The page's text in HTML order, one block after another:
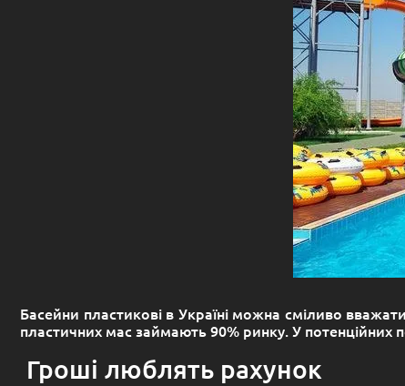
Басейни пластикові в Україні можна сміливо
пластичних мас займають 90% ринку. У потенційних
Гроші люблять рахунок